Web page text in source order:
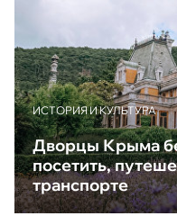
ИСТОРИЯ И КУЛЬТУРА
Дворцы Крыма
посетить,
транспорте